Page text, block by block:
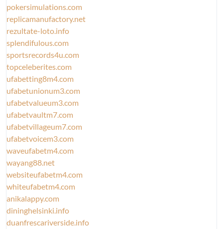
pokersimulations.com
replicamanufactory.net
rezultate-loto.info
splendifulous.com
sportsrecords4u.com
topceleberites.com
ufabetting8m4.com
ufabetunionum3.com
ufabetvalueum3.com
ufabetvaultm7.com
ufabetvillageum7.com
ufabetvoicem3.com
waveufabetm4.com
wayang88.net
websiteufabetm4.com
whiteufabetm4.com
anikalappy.com
dininghelsinki.info
duanfrescariverside.info